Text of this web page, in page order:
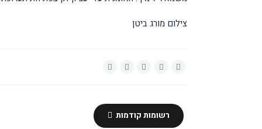
צילום מורג ביטן
רשומות קודמות